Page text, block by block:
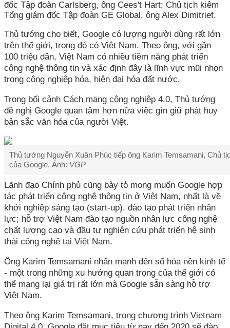
đốc Tập đoàn Carlsberg, ông Cees't Hart; Chủ tịch kiêm
Tổng giám đốc Tập đoàn GE Global, ông Alex Dimitrief.
Thủ tướng cho biết, Google có lượng người dùng rất lớn
trên thế giới, trong đó có Việt Nam. Theo ông, với gần
100 triệu dân, Việt Nam có nhiều tiềm năng phát triển
công nghệ thông tin và xác định đây là lĩnh vực mũi nhọn
trong công nghiệp hóa, hiện đại hóa đất nước.
Trong bối cảnh Cách mạng công nghiệp 4.0, Thủ tướng
đề nghị Google quan tâm hơn nữa việc gìn giữ phát huy
bản sắc văn hóa của người Việt.
Thủ tướng Nguyễn Xuân Phúc tiếp ông Karim Temsamani, Chủ
của Google. Ảnh: VGP
Lãnh đạo Chính phủ cũng bày tỏ mong muốn Google hợp
tác phát triển công nghệ thông tin ở Việt Nam, nhất là về
khởi nghiệp sáng tạo (start-up), đào tạo phát triển nhân
lực; hỗ trợ Việt Nam đào tạo nguồn nhân lực công nghệ
chất lượng cao và đầu tư nghiên cứu phát triển hệ sinh
thái công nghệ tại Việt Nam.
Ông Karim Temsamani nhấn mạnh đến số hóa nền kinh tế
- một trong những xu hướng quan trọng của thế giới có
thể mang lại giá trị rất lớn mà Google sẵn sàng hỗ trợ
Việt Nam.
Theo ông Karim Temsamani, trong chương trình Vietnam